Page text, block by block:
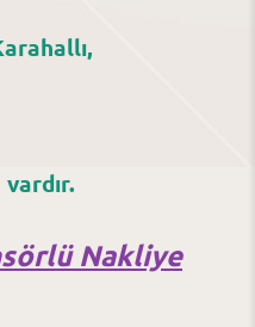
Nakliye